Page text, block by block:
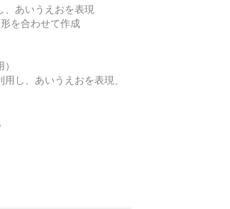
、あいうえおを表現
を合わせて作成
し、あいうえおを表現、